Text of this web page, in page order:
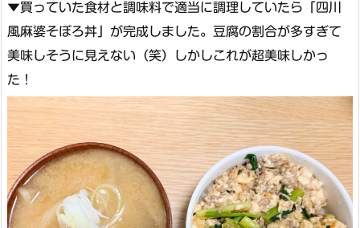
▼買っていた食材と調味料で適当に調理していたら「四川
風麻婆そぼろ丼」が完成しました。豆腐の割合が多すぎて
美味しそうに見えない（笑）しかしこれが超美味しかっ
た！